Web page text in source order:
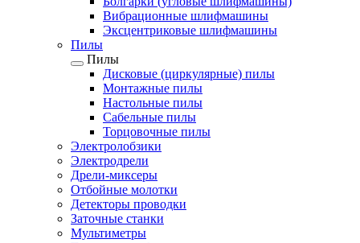
Вибрационные шлифмашины
Эксцентриковые шлифмашины
Пилы
Пилы
Дисковые (циркулярные) пилы
Монтажные пилы
Настольные пилы
Сабельные пилы
Торцовочные пилы
Электролобзики
Электродрели
Дрели-миксеры
Отбойные молотки
Детекторы проводки
Заточные станки
Мультиметры